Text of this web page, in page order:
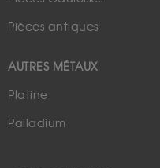
Pièces antiques
AUTRES MÉTAUX
Platine
Palladium